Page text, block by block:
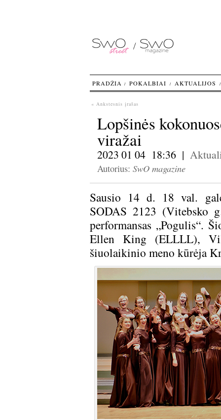
« Ankstesnis įrašas
Lopšinės
viražai
2023 01 04 18:36 |
Autorius: SwO magazine
Sausio 14 d. 18 val.
SODAS 2123 (Vitebsko
performansas „Pogulis“.
Ellen King (ELLLL),
šiuolaikinio meno kūrėja
PRADŽIA POKALBIAI AKTUALIJOS